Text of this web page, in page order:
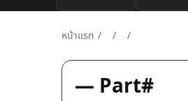
หน้าแรก / / /
— Part#